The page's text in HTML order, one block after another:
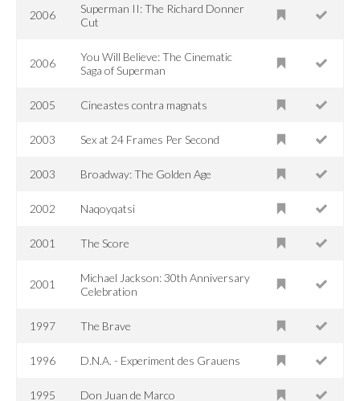
2006
Superman II: The Richard Donner
Cut
2006
You Will Believe: The Cinematic
Saga of Superman
2005 Cineastes contra magnats
2003 Sex at 24 Frames Per Second
2003 Broadway: The Golden Age
2002 Naqoyqatsi
2001 The Score
2001
Michael Jackson: 30th Anniversary
Celebration
1997 The Brave
1996 D.N.A. - Experiment des Grauens
1995 Don Juan de Marco